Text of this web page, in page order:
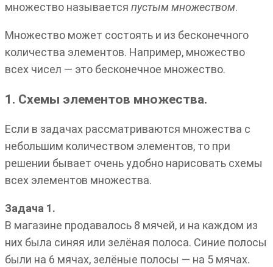
множество называется пустым множеством.
Множество может состоять и из бесконечного
количества элементов. Например, множество
всех чисел — это бесконечное множество.
1. Схемы элементов множества.
Если в задачах рассматриваются множества с
небольшим количеством элементов, то при
решении бывает очень удобно нарисовать схемы
всех элементов множества.
Задача 1.
В магазине продавалось 8 мячей, и на каждом из
них была синяя или зелёная полоса. Синие полосы
были на 6 мячах, зелёные полосы — на 5 мячах.